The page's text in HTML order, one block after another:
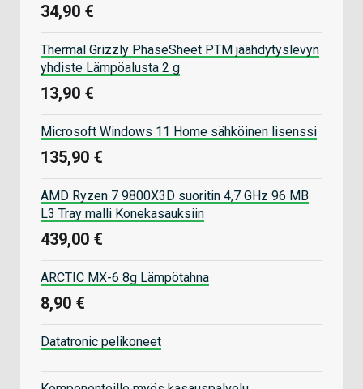
34,90 €
Thermal Grizzly PhaseSheet PTM jäähdytyslevyn
yhdiste Lämpöalusta 2 g
13,90 €
Microsoft Windows 11 Home sähköinen lisenssi
135,90 €
AMD Ryzen 7 9800X3D suoritin 4,7 GHz 96 MB
L3 Tray malli Konekasauksiin
439,00 €
ARCTIC MX-6 8g Lämpötahna
8,90 €
Datatronic pelikoneet